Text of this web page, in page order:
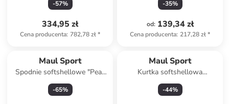
-57%
334,95 zł
Cena producenta: 782,78 zł*
antracytowym
-35%
od: 139,34 zł
Cena producenta: 217,28 zł*
Maul Sport
Spodnie softshellowe "Peak
Perle" w kolorze morskim
-65%
Maul Sport
Kurtka softshellowa
"Wildbarren" w kolorze
różowo-czarnym
-44%